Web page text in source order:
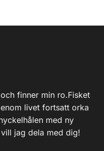
finner min ro.Fisket
livet fortsatt orka
med ny
jag dela med dig!